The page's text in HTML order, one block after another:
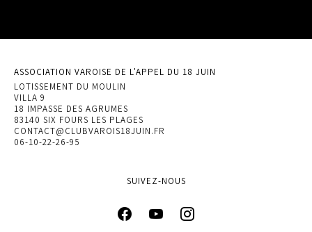
ASSOCIATION VAROISE DE L'APPEL DU 18 JUIN
LOTISSEMENT DU MOULIN
VILLA 9
18 IMPASSE DES AGRUMES
83140 SIX FOURS LES PLAGES
CONTACT@CLUBVAROIS18JUIN.FR
06-10-22-26-95
SUIVEZ-NOUS